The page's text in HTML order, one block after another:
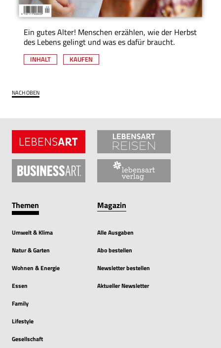
Ein gutes Alter! Menschen erzählen, wie der Herbst
des Lebens gelingt und was es dafür braucht.
INHALT KAUFEN
NACH OBEN
Themen
Umwelt & Klima
Natur & Garten
Wohnen & Energie
Essen
Family
Lifestyle
Gesellschaft
Magazin
Alle Ausgaben
Abo bestellen
Newsletter bestellen
Aktueller Newsletter